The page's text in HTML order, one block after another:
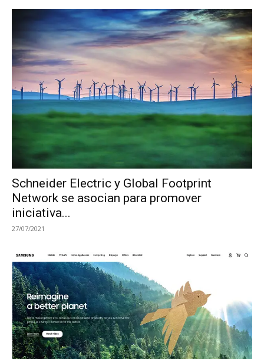
Schneider Electric y Global Footprint
Network se asocian para promover
iniciativa...
27/07/2021